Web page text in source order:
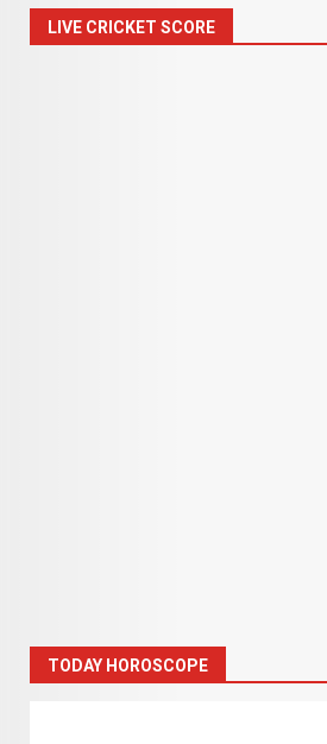
LIVE CRICKET SCORE
TODAY HOROSCOPE